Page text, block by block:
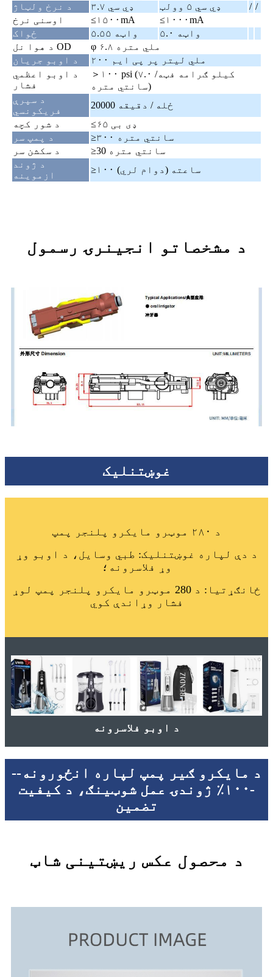
د نرخ ولټاژ
ډي سي ۳.۷ ډي سي ۵ وولټ / /
اوسنی نرخ
≤۱۵۰۰mA
≤۱۰۰۰mA
ځواک
۵.۵۵ واټه
۵.۰ واټه
د هوا نل OD
φ ۶.۸ ملي متره
د اوبو جریان
۲۰۰ ملي لیتر پر پی ایم
د اوبو اعظمي
فشار
＞۱۰۰ psi (۷.۰ کیلو ګرامه فټه/
سانتي متره)
د سپرې
فریکونسي
20000 ځله / دقیقه
د شور کچه
≤۶۵ ډی بی
د پمپ سر
≥۳۰۰ سانتي متره
د سکشن سر
≥30 سانتي متره
د ژوند
ازموینه
≥۱۰۰ ساعته (دوام لري)
د مشخصاتو انجینرۍ رسمول
غوښتنلیک
د ۲۸۰ موټرو مایکرو پلنجر پمپ
د دې لپاره غوښتنلیک: طبي وسایل، د اوبو وړ
وړ فلاسرونه؛
ځانګړتیا: د 280 موټرو مایکرو پلنجر پمپ لوړ
فشار وړاندې کوي
د اوبو فلاسرونه
د مایکرو ګیر پمپ لپاره انځورونه--
-۱۰۰٪ ژوندۍ عمل شوټینګ، د کیفیت
تضمین
د محصول عکس ریښتینی شاټ